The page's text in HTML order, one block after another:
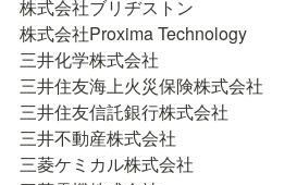
株式会社ブリヂストン
株式会社Proxima Technology
三井化学株式会社
三井住友海上火災保険株式会社
三井住友信託銀行株式会社
三井不動産株式会社
三菱ケミカル株式会社